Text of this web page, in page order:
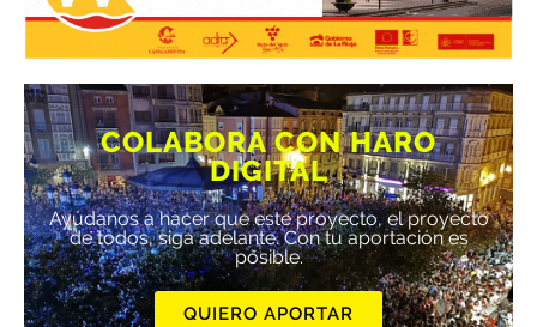
COLABORA CON HARO
DIGITAL
Ayúdanos a hacer que este proyecto, el proyecto
de todos, siga adelante. Con tu aportación es
posible.
QUIERO APORTAR